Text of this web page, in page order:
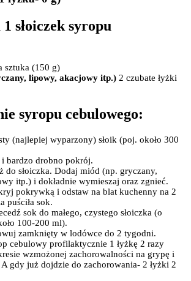
słoiczek syropu
sztuka (150 g)
lipowy, akacjowy itp.) 2 czubate łyżki
syropu cebulowego:
(najlepiej wyparzony) słoik (poj. około 300
bardzo drobno pokrój.
do słoiczka. Dodaj miód (np. gryczany,
itp.) i dokładnie wymieszaj oraz zgnieć.
pokrywką i odstaw na blat kuchenny na 2
puściła sok.
sok do małego, czystego słoiczka (o
100-200 ml).
zamknięty w lodówce do 2 tygodni.
cebulowy profilaktycznie 1 łyżkę 2 razy
wzmożonej zachorowalności na grypę i
gdy już dojdzie do zachorowania- 2 łyżki 2